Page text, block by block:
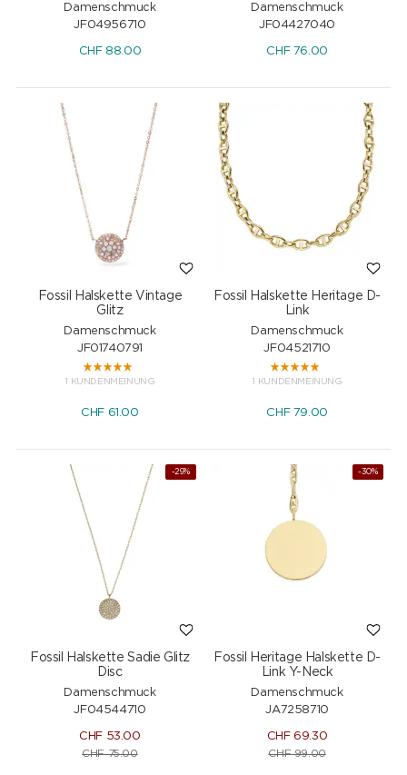
Damenschmuck
JF04956710
CHF88.00
Damenschmuck
JF04427040
CHF76.00
Fossil Halskette Vintage
Glitz
Damenschmuck
JF01740791
1 KUNDENMEINUNG
CHF 61.00
Fossil Halskette Heritage D-
Link
Damenschmuck
JF04521710
1 KUNDENMEINUNG
CHF79.00
-29%
Fossil Halskette Sadie Glitz
Disc
Damenschmuck
JF04544710
CHF 53.00
CHF75.00
-30%
Fossil Heritage Halskette D-
Link Y-Neck
Damenschmuck
JA7258710
CHF69.30
CHF99.00